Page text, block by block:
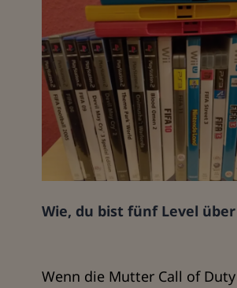
Wie, du bist fünf Level
Wenn die Mutter Call of